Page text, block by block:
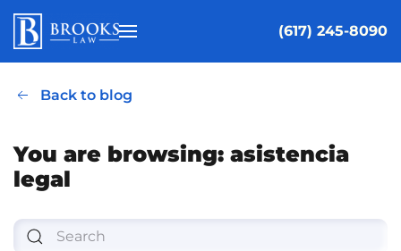
Skip to main content
(617) 245-8090
Back to blog
You are browsing: asistencia
legal